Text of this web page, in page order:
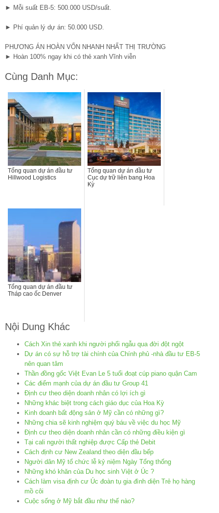
► Mỗi suất EB-5: 500.000 USD/suất.
► Phí quản lý dự án: 50.000 USD.
PHƯƠNG ÁN HOÀN VỐN NHANH NHẤT THỊ TRƯỜNG
► Hoàn 100% ngay khi có thẻ xanh Vĩnh viễn
Cùng Danh Mục:
Tổng quan dự án đầu tư
Hillwood Logistics
Tổng quan dự án đầu tư
Cục dự trữ liên bang Hoa
Kỳ
Tổng quan dự án đầu tư
Tháp cao ốc Denver
Nội Dung Khác
Cách Xin thẻ xanh khi người phối ngẫu qua đời đột ngột
Dự án có sự hỗ trợ tài chính của Chính phủ -nhà đầu tư EB-5
nên quan tâm
Thần đồng gốc Việt Evan Le 5 tuổi đoạt cúp piano quận Cam
Các điểm mạnh của dự án đầu tư Group 41
Định cư theo diện doanh nhân có lợi ích gì
Những khác biệt trong cách giáo dục của Hoa Kỳ
Kinh doanh bất động sản ở Mỹ cần có những gì?
Những chia sẽ kinh nghiệm quý báu về việc du học Mỹ
Định cư theo diện doanh nhân cần có những điều kiện gì
Tại cali người thất nghiệp được Cấp thẻ Debit
Cách định cư New Zealand theo diện đầu bếp
Người dân Mỹ tổ chức lễ kỷ niệm Ngày Tổng thống
Những khó khăn của Du học sinh Việt ở Úc ?
Cách làm visa định cư Úc đoàn tụ gia đình diện Trẻ họ hàng
mồ côi
Cuộc sống ở Mỹ bắt đầu như thế nào?